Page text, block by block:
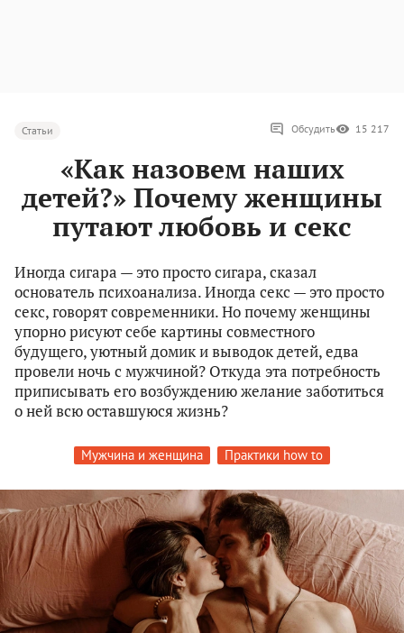
Статьи Обсудить 15 217
«Как назовем наших
детей?» Почему женщины
путают любовь и секс
Иногда сигара — это просто сигара, сказал
основатель психоанализа. Иногда секс — это просто
секс, говорят современники. Но почему женщины
упорно рисуют себе картины совместного
будущего, уютный домик и выводок детей, едва
провели ночь с мужчиной? Откуда эта потребность
приписывать его возбуждению желание заботиться
о ней всю оставшуюся жизнь?
Мужчина и женщина Практики how to